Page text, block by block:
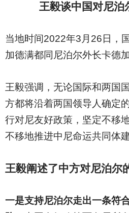
王毅谈中国对尼泊
当地时间2022年3月26日，
加德满都同尼泊尔外长卡德
王毅强调，无论国际和两国
方都将沿着两国领导人确定
行对尼友好政策，坚定不移
不移地推进中尼命运共同体建
王毅阐述了中方对尼泊尔
一是支持尼泊尔走出一条符